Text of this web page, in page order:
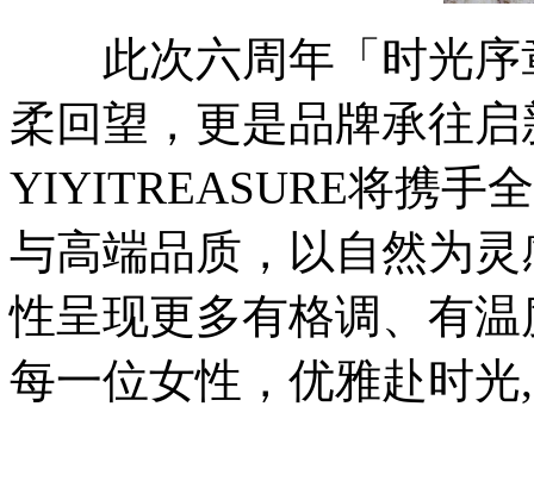
此次六周年「时光序
柔回望，更是品牌承往
YIYITREASURE将携手
与高端品质，以自然为
性呈现更多有格调、有
每一位女性，优雅赴时